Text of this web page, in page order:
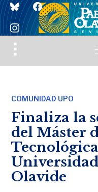
blueskyfacebook
instagram
Toggle
sidebar
COMUNIDAD UPO
Finaliza la
del Máster
Olavide